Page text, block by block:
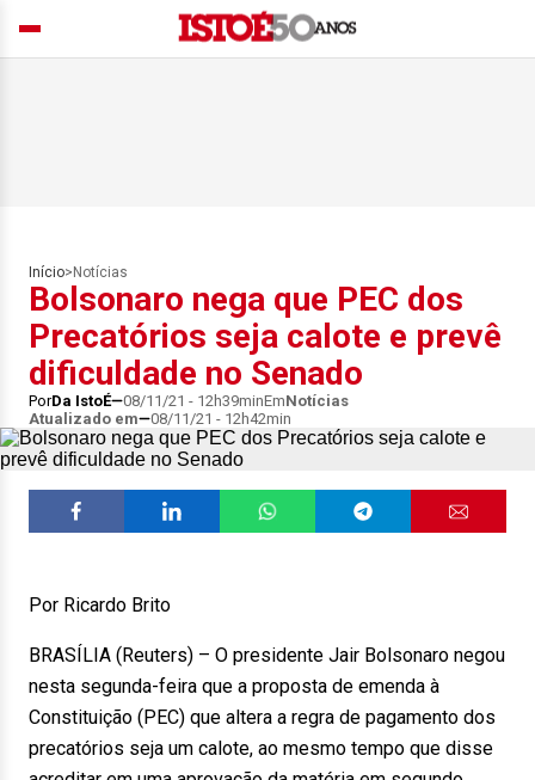
Início> Notícias
Bolsonaro nega que PEC dos
Precatórios seja calote e prevê
dificuldade no Senado
PorDa IstoÉ 08/11/21 - 12h39minEmNotícias
Atualizado em
08/11/21 - 12h42min
Por Ricardo Brito
BRASÍLIA (Reuters) – O presidente Jair Bolsonaro negou
nesta segunda-feira que a proposta de emenda à
Constituição (PEC) que altera a regra de pagamento dos
precatórios seja um calote, ao mesmo tempo que disse